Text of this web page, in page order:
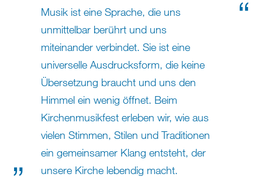
Musik ist eine Sprache, die uns
unmittelbar berührt und uns
miteinander verbindet. Sie ist eine
universelle Ausdrucksform, die keine
Übersetzung braucht und uns den
Himmel ein wenig öffnet. Beim
Kirchenmusikfest erleben wir, wie aus
vielen Stimmen, Stilen und Traditionen
ein gemeinsamer Klang entsteht, der
unsere Kirche lebendig macht.